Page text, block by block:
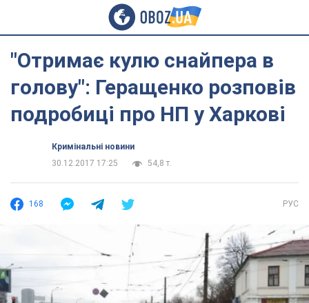
"Отримає кулю снайпера в
голову": Геращенко розповів
подробиці про НП у Харкові
Кримінальні новини
30.12.2017 17:25
54,8 т.
168 РУС